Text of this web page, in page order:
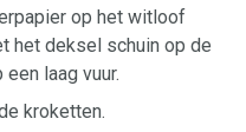
op het witloof
het deksel schuin op de
laag vuur.
kroketten.